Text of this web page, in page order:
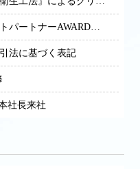
法に基づく表記
社長来社